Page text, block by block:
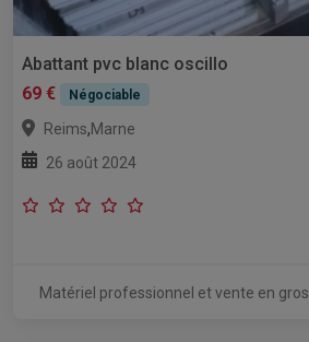
Abattant pvc blanc oscillo
69 €
Négociable
Reims,Marne
26 août 2024
Matériel professionnel et vente en gros